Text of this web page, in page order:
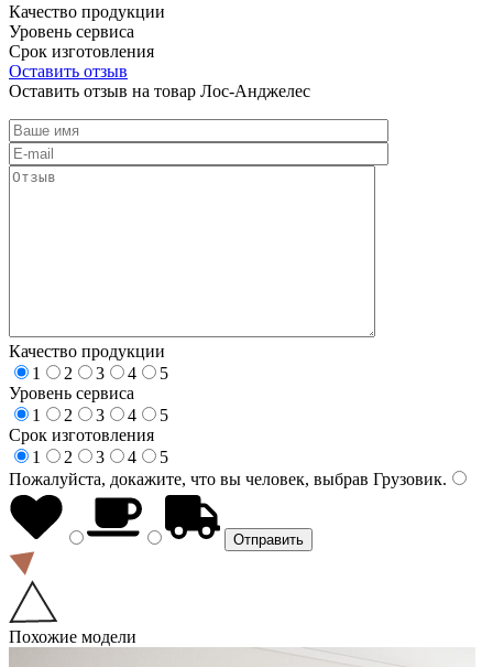
Качество продукции
Уровень сервиса
Срок изготовления
Оставить отзыв
Оставить отзыв на товар Лос-Анджелес
Качество продукции
1
2 3 4
5
Уровень сервиса
1
2 3 4
5
Срок изготовления
1
2 3 4
5
Пожалуйста, докажите, что вы человек, выбрав Грузовик.
Похожие модели